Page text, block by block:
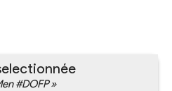
#DOFP »